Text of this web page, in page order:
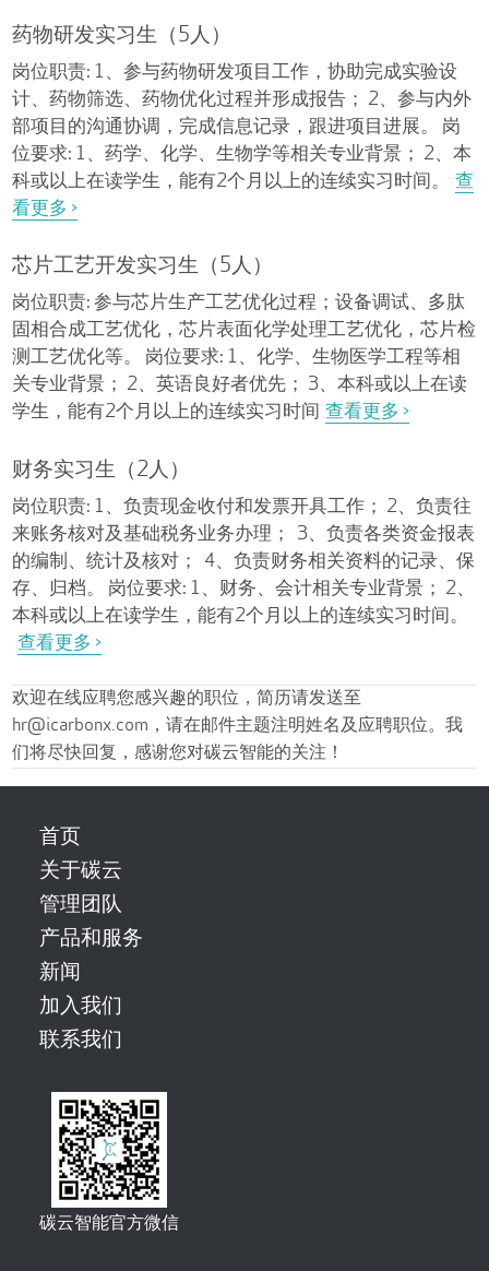
药物研发实习生（5人）
岗位职责: 1、参与药物研发项目工作，协助完成实验设
计、药物筛选、药物优化过程并形成报告； 2、参与内外
部项目的沟通协调，完成信息记录，跟进项目进展。 岗
位要求: 1、药学、化学、生物学等相关专业背景； 2、本
科或以上在读学生，能有2个月以上的连续实习时间。
查
看更多 >
芯片工艺开发实习生（5人）
岗位职责: 参与芯片生产工艺优化过程；设备调试、多肽
固相合成工艺优化，芯片表面化学处理工艺优化，芯片检
测工艺优化等。 岗位要求: 1、化学、生物医学工程等相
关专业背景； 2、英语良好者优先； 3、本科或以上在读
学生，能有2个月以上的连续实习时间 查看更多 >
财务实习生（2人）
岗位职责: 1、负责现金收付和发票开具工作； 2、负责往
来账务核对及基础税务业务办理； 3、负责各类资金报表
的编制、统计及核对； 4、负责财务相关资料的记录、保
存、归档。 岗位要求: 1、财务、会计相关专业背景； 2、
本科或以上在读学生，能有2个月以上的连续实习时间。
查看更多 >
欢迎在线应聘您感兴趣的职位，简历请发送至
hr@icarbonx.com，请在邮件主题注明姓名及应聘职位。我
们将尽快回复，感谢您对碳云智能的关注！
首页
关于碳云
管理团队
产品和服务
新闻
加入我们
联系我们
碳云智能官方微信